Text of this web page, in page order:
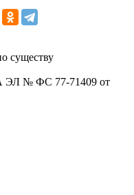
существу
№ ФС 77-71409 от